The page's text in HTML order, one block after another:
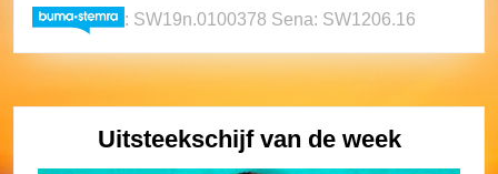
: SW19n.0100378 Sena: SW1206.16
Uitsteekschijf van de week